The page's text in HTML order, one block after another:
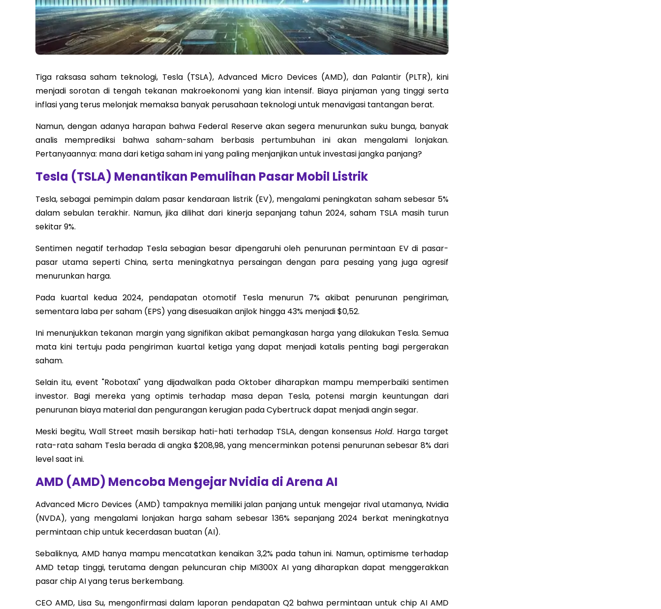
Tiga raksasa saham teknologi, Tesla (TSLA), Advanced Micro Devices (AMD), dan Palantir (PLTR), kini
menjadi sorotan di tengah tekanan makroekonomi yang kian intensif. Biaya pinjaman yang tinggi serta
inflasi yang terus melonjak memaksa banyak perusahaan teknologi untuk menavigasi tantangan berat.
Namun, dengan adanya harapan bahwa Federal Reserve akan segera menurunkan suku bunga, banyak
analis memprediksi bahwa saham-saham berbasis pertumbuhan ini akan mengalami lonjakan.
Pertanyaannya: mana dari ketiga saham ini yang paling menjanjikan untuk investasi jangka panjang?
Tesla (TSLA) Menantikan Pemulihan Pasar Mobil Listrik
Tesla, sebagai pemimpin dalam pasar kendaraan listrik (EV), mengalami peningkatan saham sebesar 5%
dalam sebulan terakhir. Namun, jika dilihat dari kinerja sepanjang tahun 2024, saham TSLA masih turun
sekitar 9%.
Sentimen negatif terhadap Tesla sebagian besar dipengaruhi oleh penurunan permintaan EV di pasar-
pasar utama seperti China, serta meningkatnya persaingan dengan para pesaing yang juga agresif
menurunkan harga.
Pada kuartal kedua 2024, pendapatan otomotif Tesla menurun 7% akibat penurunan pengiriman,
sementara laba per saham (EPS) yang disesuaikan anjlok hingga 43% menjadi $0,52.
Ini menunjukkan tekanan margin yang signifikan akibat pemangkasan harga yang dilakukan Tesla. Semua
mata kini tertuju pada pengiriman kuartal ketiga yang dapat menjadi katalis penting bagi pergerakan
saham.
Selain itu, event "Robotaxi" yang dijadwalkan pada Oktober diharapkan mampu memperbaiki sentimen
investor. Bagi mereka yang optimis terhadap masa depan Tesla, potensi margin keuntungan dari
penurunan biaya material dan pengurangan kerugian pada Cybertruck dapat menjadi angin segar.
Meski begitu, Wall Street masih bersikap hati-hati terhadap TSLA, dengan konsensus Hold. Harga target
rata-rata saham Tesla berada di angka $208,98, yang mencerminkan potensi penurunan sebesar 8% dari
level saat ini.
AMD (AMD) Mencoba Mengejar Nvidia di Arena AI
Advanced Micro Devices (AMD) tampaknya memiliki jalan panjang untuk mengejar rival utamanya, Nvidia
(NVDA), yang mengalami lonjakan harga saham sebesar 136% sepanjang 2024 berkat meningkatnya
permintaan chip untuk kecerdasan buatan (AI).
Sebaliknya, AMD hanya mampu mencatatkan kenaikan 3,2% pada tahun ini. Namun, optimisme terhadap
AMD tetap tinggi, terutama dengan peluncuran chip MI300X AI yang diharapkan dapat menggerakkan
pasar chip AI yang terus berkembang.
CEO AMD, Lisa Su, mengonfirmasi dalam laporan pendapatan Q2 bahwa permintaan untuk chip AI AMD